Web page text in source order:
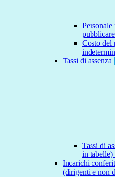
Personale
Costo del
Tassi di assenza
Tassi di
in tabelle)
Incarichi
(dirigenti e non